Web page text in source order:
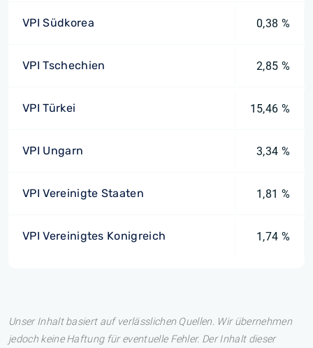
VPI Südkorea 0,38 %
VPI Tschechien 2,85 %
VPI Türkei 15,46 %
VPI Ungarn 3,34 %
VPI Vereinigte Staaten 1,81 %
VPI Vereinigtes Konigreich 1,74 %
Unser Inhalt basiert auf verlässlichen Quellen. Wir übernehmen
jedoch keine Haftung für eventuelle Fehler. Der Inhalt dieser